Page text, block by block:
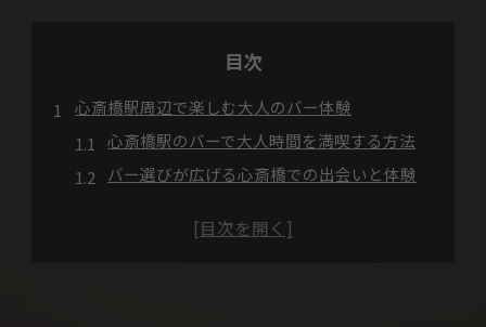
目次
心斎橋駅周辺で楽しむ大人のバー体験
心斎橋駅のバーで大人時間を満喫する方法
バー選びが広げる心斎橋での出会いと体験
大人女子のためのバー初体験ガイド